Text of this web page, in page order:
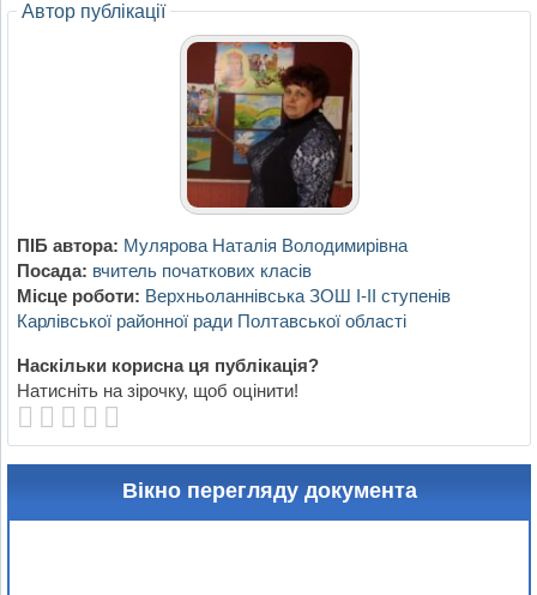
Автор публікації
ПІБ автора: Мулярова Наталія Володимирівна
Посада: вчитель початкових класів
Місце роботи: Верхньоланнівська ЗОШ І-ІІ ступенів
Карлівської районної ради Полтавської області
Наскільки корисна ця публікація?
Натисніть на зірочку, щоб оцінити!
Вікно перегляду документа